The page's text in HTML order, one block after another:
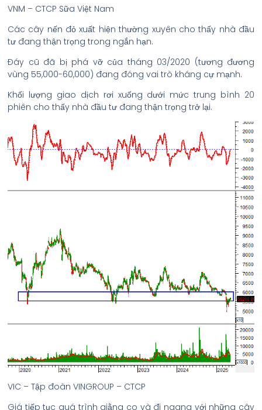
VNM – CTCP Sữa Việt Nam
Các cây nến đỏ xuất hiện thường xuyên cho thấy nhà đầu
tư đang thận trọng trong ngắn hạn.
Đáy cũ đã bị phá vỡ của tháng 03/2020 (tương đương
vùng 55,000-60,000) đang đóng vai trò kháng cự mạnh.
Khối lượng giao dịch rơi xuống dưới mức trung bình 20
phiên cho thấy nhà đầu tư đang thận trọng trở lại.
VIC – Tập đoàn VINGROUP – CTCP
Giá tiếp tục quá trình giằng co và đi ngang với những cây